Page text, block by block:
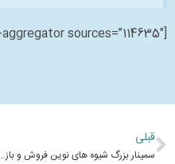
[wp-rss-aggregator sources=”114635″]
قبلی
سمینار بزرگ شیوه های نوین فروش و بازاریابی در شیراز